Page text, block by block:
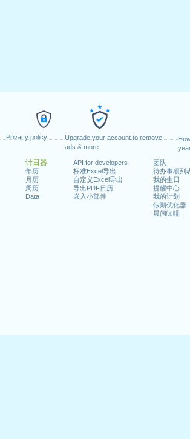
Privacy policy
Upgrade your account to remove
ads & more
计日器
年历
月历
周历
Data
API for developers
标准Excel导出
自定义Excel导出
导出PDF日历
嵌入小部件
团队
待办事项列
我的生日
提醒中心
我的计划
假期优化器
晨间咖啡